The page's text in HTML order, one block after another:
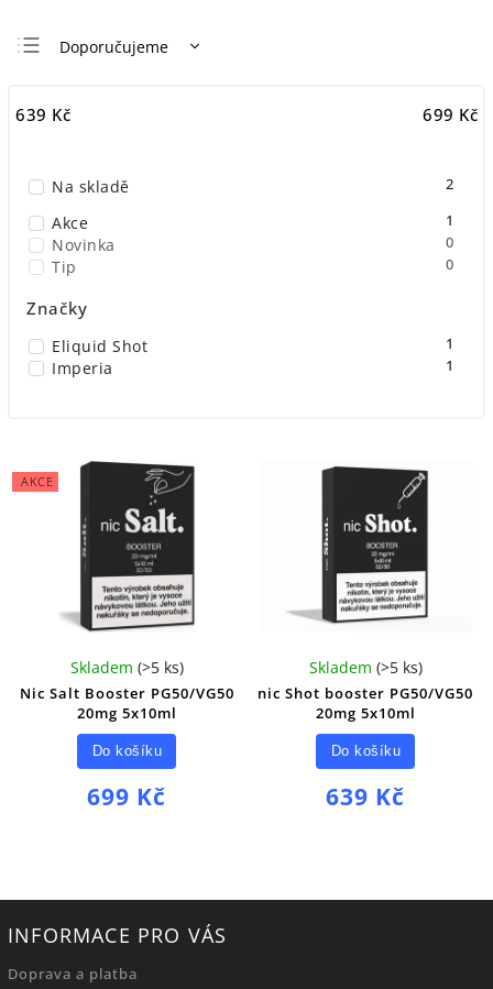
Doporučujeme
Nejdražší
Abecedně
639 Kč 699 Kč
Na skladě 2
Akce 1
Novinka 0
Tip 0
Značky
Eliquid Shot 1
Imperia 1
AKCE
Nic Salt Booster PG50/VG50
20mg 5x10ml
Skladem (>5 ks)
699 Kč
Do košíku
nic Shot booster PG50/VG50
20mg 5x10ml
Skladem (>5 ks)
639 Kč
Do košíku
INFORMACE PRO VÁS
Doprava a platba